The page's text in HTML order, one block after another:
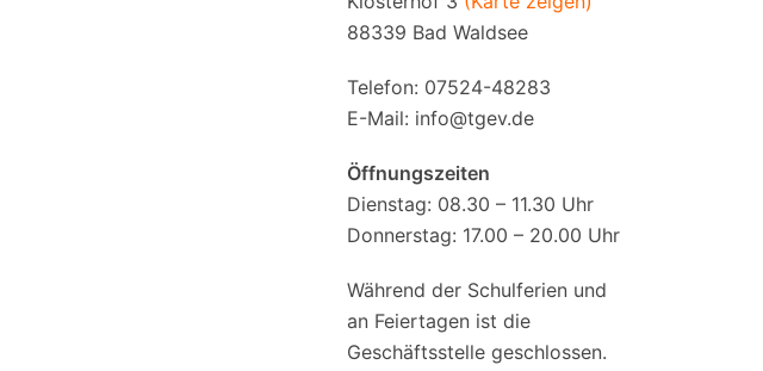
88339 Bad Waldsee
Telefon: 07524-48283
E-Mail: info@tgev.de
Öffnungszeiten
Dienstag: 08.30 – 11.30 Uhr
Donnerstag: 17.00 – 20.00 Uhr
Während der Schulferien und
an Feiertagen ist die
Geschäftsstelle geschlossen.